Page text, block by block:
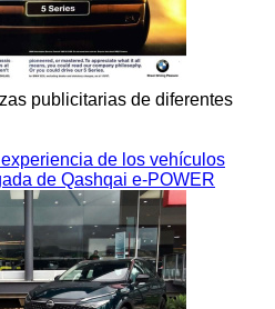
publicitarias de diferentes
de los vehículos
de Qashqai e-POWER